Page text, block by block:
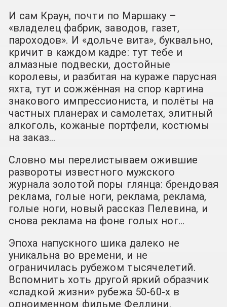
И сам Краун, почти по Маршаку –
«владелец фабрик, заводов, газет,
пароходов». И «дольче вита», буквально,
кричит в каждом кадре: тут тебе и
алмазные подвески, достойные
королевы, и разбитая на кураже парусная
яхта, тут и сожжённая на спор картина
знакового импрессиониста, и полёты на
частных планерах и самолетах, элитный
алкоголь, кожаные портфели, костюмы
на заказ…
Словно мы перелистываем ожившие
развороты известного мужского
журнала золотой поры глянца: брендовая
реклама, голые ноги, реклама, реклама,
голые ноги, новый рассказ Пелевина, и
снова реклама на фоне голых ног…
Эпоха напускного шика далеко не
уникальна во времени, и не
ограничилась рубежом тысячелетий.
Вспомнить хоть другой яркий образчик
«сладкой жизни» рубежа 50-60-х в
одноименном фильме Феллини.